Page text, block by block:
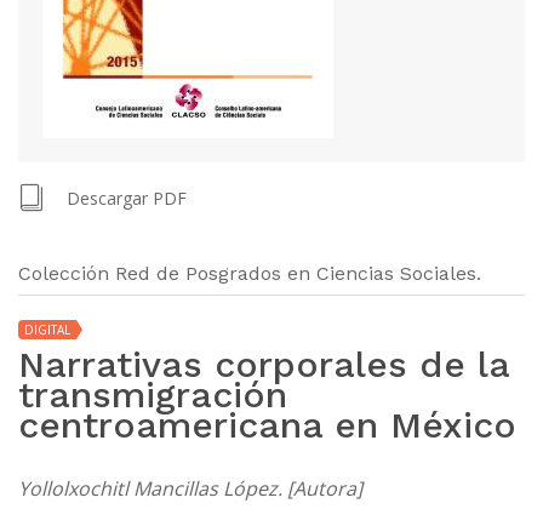
Descargar PDF
Colección Red de Posgrados en Ciencias Sociales.
DIGITAL
Narrativas corporales de la
transmigración
centroamericana en México
Yollolxochitl Mancillas López. [Autora]